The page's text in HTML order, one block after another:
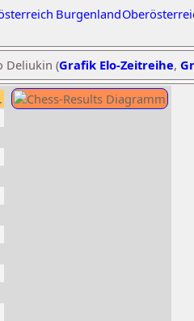
Burgenland
Deliukin (Grafik Elo-Zeitreihe,